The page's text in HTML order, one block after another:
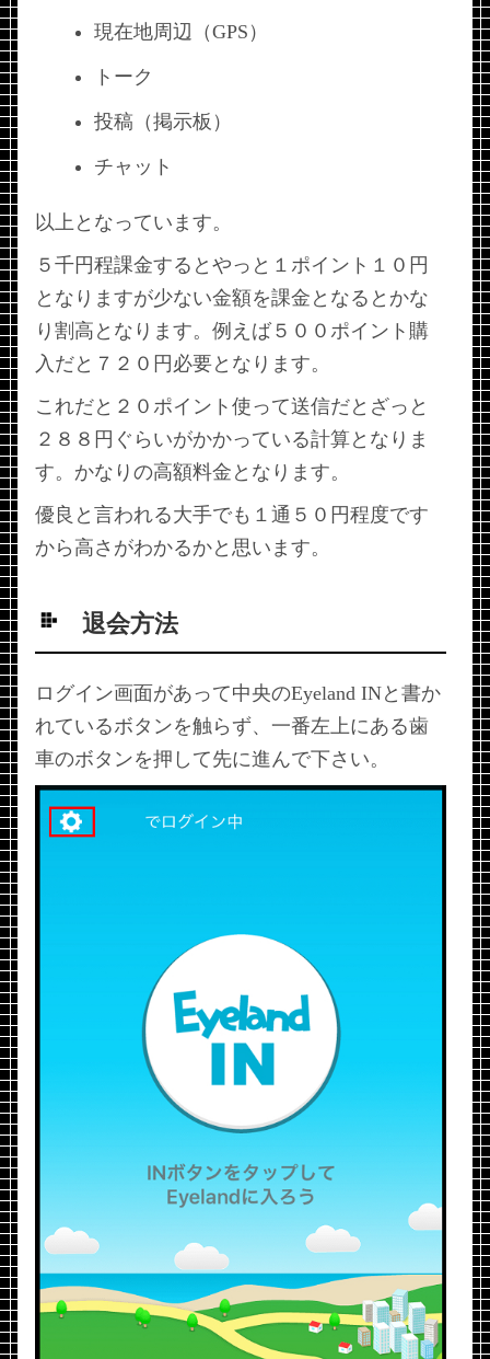
現在地周辺（GPS）
トーク
投稿（掲示板）
チャット
以上となっています。
５千円程課金するとやっと１ポイント１０円
となりますが少ない金額を課金となるとかな
り割高となります。例えば５００ポイント購
入だと７２０円必要となります。
これだと２０ポイント使って送信だとざっと
２８８円ぐらいがかかっている計算となりま
す。かなりの高額料金となります。
優良と言われる大手でも１通５０円程度です
から高さがわかるかと思います。
退会方法
ログイン画面があって中央のEyeland INと書か
れているボタンを触らず、一番左上にある歯
車のボタンを押して先に進んで下さい。